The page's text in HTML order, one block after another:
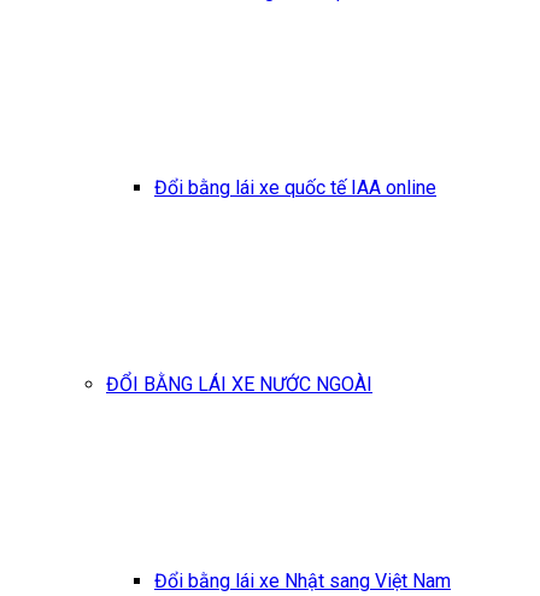
Đổi bằng lái xe quốc tế IAA online
ĐỔI BẰNG LÁI XE NƯỚC NGOÀI
Đổi bằng lái xe Nhật sang Việt Nam